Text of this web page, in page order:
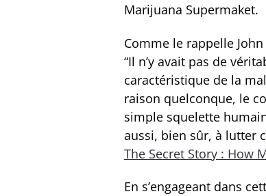
Marijuana Supermaket.
Comme le rappelle
“Il n’y avait pas de
caractéristique de la
raison quelconque, le
simple squelette
aussi, bien sûr, à lutter
The Secret Story : How
En s’engageant dans